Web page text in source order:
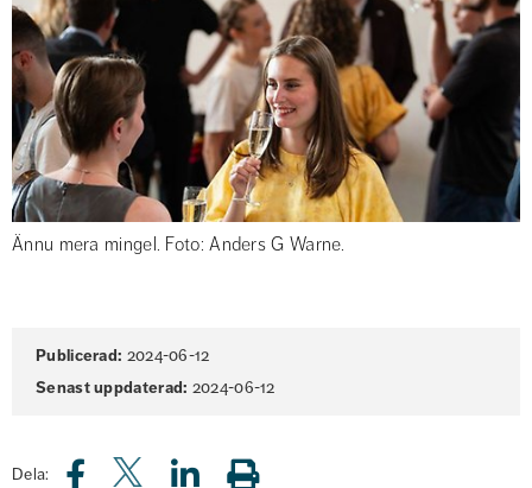
Ännu mera mingel. Foto: Anders G Warne.
Publicerad: 2024-06-12
Senast uppdaterad: 2024-06-12
Dela: